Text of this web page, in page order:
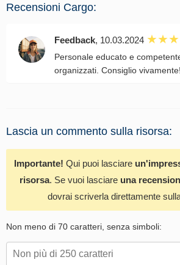
Recensioni Cargo:
Feedback, 10.03.2024
Personale educato e
organizzati. Consiglio vivamente!
Lascia un commento sulla risorsa:
Importante! Qui puoi lasciare
risorsa. Se vuoi lasciare una
dovrai scriverla direttamente
Non meno di 70 caratteri, senza simboli: